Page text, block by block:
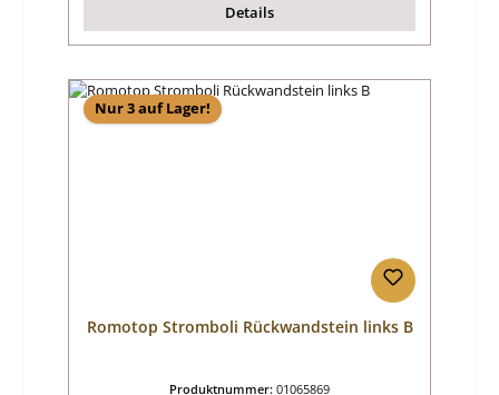
Details
Nur 3 auf Lager!
Romotop Stromboli Rückwandstein links B
Produktnummer: 01065869